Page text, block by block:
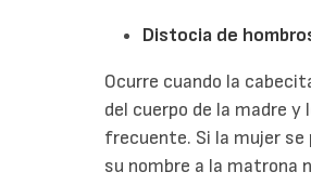
Distocia de
Ocurre cuando la
del cuerpo de la madre
frecuente. Si la mujer se
su nombre a la matrona